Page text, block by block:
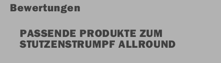
Bewertungen
PASSENDE PRODUKTE ZUM
STUTZENSTRUMPF ALLROUND